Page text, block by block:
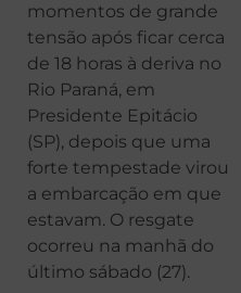
momentos de grande
tensão após ficar cerca
de 18 horas à deriva no
Rio Paraná, em
Presidente Epitácio
(SP), depois que uma
forte tempestade virou
a embarcação em que
estavam. O resgate
ocorreu na manhã do
último sábado (27).